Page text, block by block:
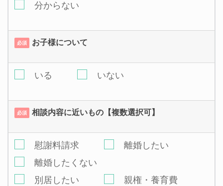
分からない
必須 お子様について
いる いない
必須 相談内容に近いもの【複数選択可】
慰謝料請求
離婚したい
離婚したくない
別居したい
親権・養育費